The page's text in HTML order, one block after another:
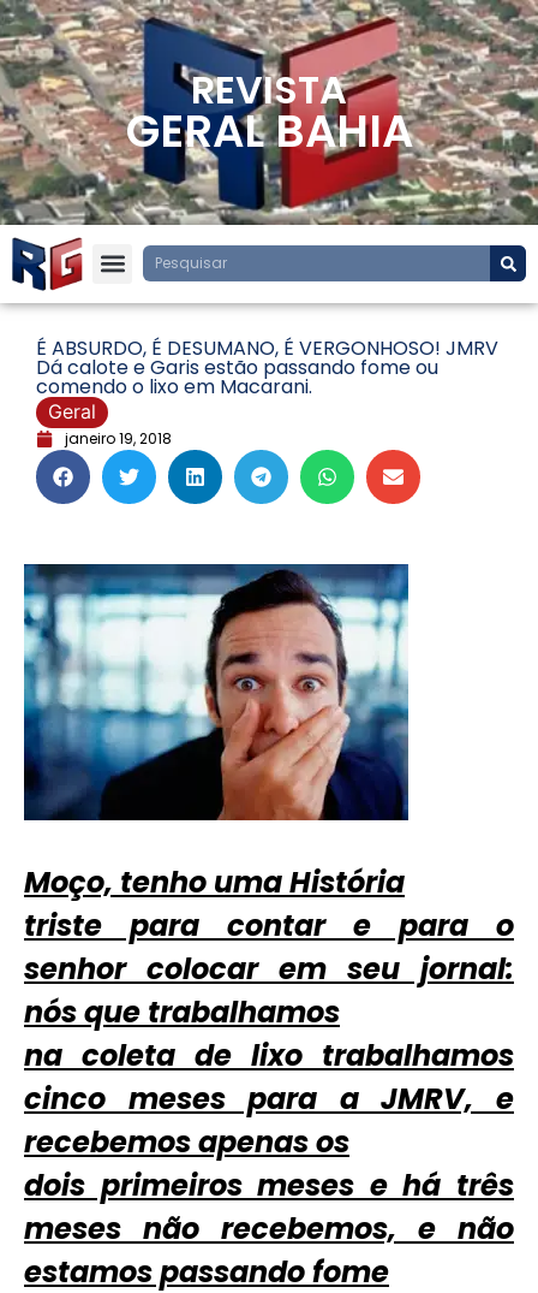
REVISTA
GERAL BAHIA
É ABSURDO, É DESUMANO, É VERGONHOSO! JMRV
Dá calote e Garis estão passando fome ou
comendo o lixo em Macarani.
Geral
janeiro 19, 2018
Moço, tenho uma História
triste para contar e para o
senhor colocar em seu jornal:
nós que trabalhamos
na coleta de lixo trabalhamos
cinco meses para a JMRV, e
recebemos apenas os
dois primeiros meses e há três
meses não recebemos, e não
estamos passando fome